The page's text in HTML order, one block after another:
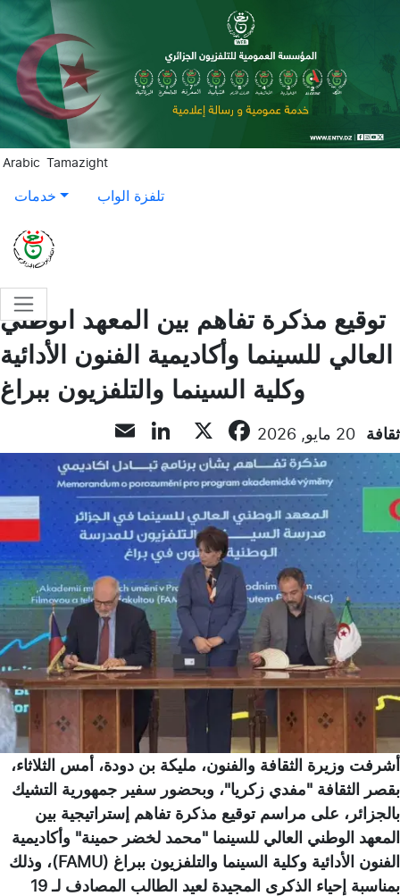
Aller au contenu principal
Arabic Tamazight
خدمات تلفزة الواب
توقيع مذكرة تفاهم بين المعهد الوطني
العالي للسينما وأكاديمية الفنون الأدائية
وكلية السينما والتلفزيون ببراغ
ثقافة 20 مايو, 2026 Facebook
LinkedIn
أشرفت وزيرة الثقافة والفنون، مليكة بن دودة، أمس الثلاثاء،
بقصر الثقافة "مفدي زكريا"، وبحضور سفير جمهورية التشيك
بالجزائر، على مراسم توقيع مذكرة تفاهم إستراتيجية بين
المعهد الوطني العالي للسينما "محمد لخضر حمينة" وأكاديمية
الفنون الأدائية وكلية السينما والتلفزيون ببراغ (FAMU)، وذلك
بمناسبة إحياء الذكرى المجيدة لعيد الطالب المصادف لـ 19